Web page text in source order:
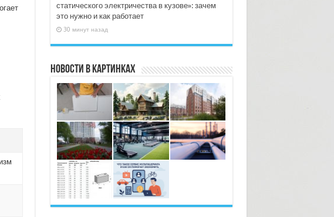
статического электричества в кузове»: зачем
это нужно и как работает
30 минут назад
Новости в картинках